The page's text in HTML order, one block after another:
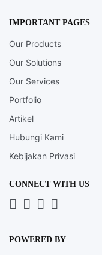
IMPORTANT PAGES
Our Products
Our Solutions
Our Services
Portfolio
Artikel
Hubungi Kami
Kebijakan Privasi
CONNECT WITH US
POWERED BY